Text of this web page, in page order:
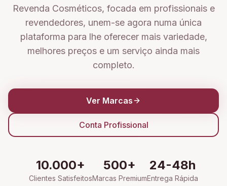
Revenda Cosméticos, focada em profissionais e
revendedores, unem-se agora numa única
plataforma para lhe oferecer mais variedade,
melhores preços e um serviço ainda mais
completo.
Ver Marcas
Conta Profissional
10.000+
Clientes Satisfeitos
500+
Marcas Premium
24-48h
Entrega Rápida